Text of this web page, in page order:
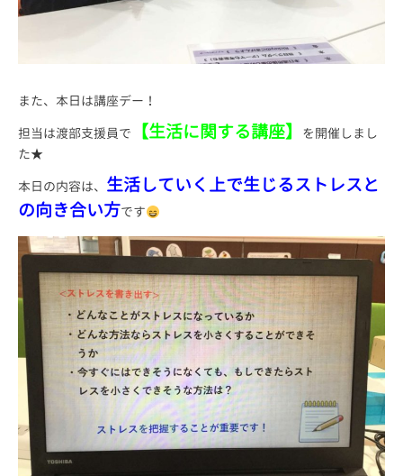
また、本日は講座デー！
担当は渡部支援員で
【生活に関する講座】
を開催しまし
た★
本日の内容は、 生活していく上で生じるストレスと
の向き合い方です